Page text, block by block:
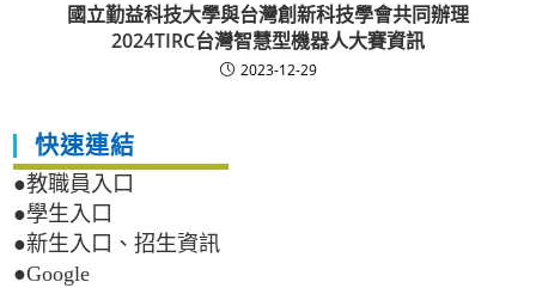
國立勤益科技大學與台灣創新科技學會共同辦理
2024TIRC台灣智慧型機器人大賽資訊
2023-12-29
快速連結
●教職員入口
●學生入口
●新生入口、招生資訊
●Google